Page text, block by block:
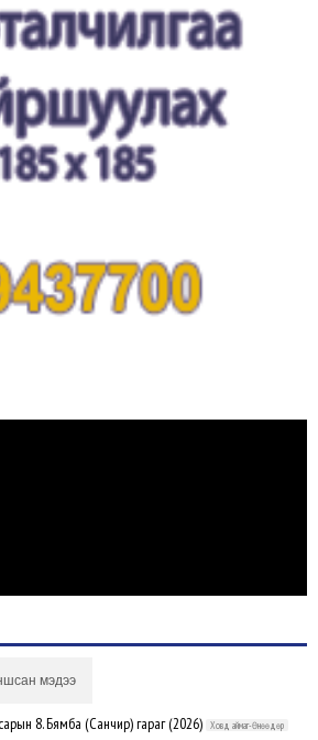
мэдээ
8. Бямба (Санчир) гараг (2026) Ховд аймаг-Өнөөдөр